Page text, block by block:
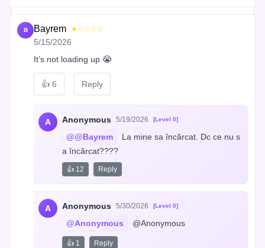
B Bayrem ★☆☆☆☆
5/15/2026
It’s not loading up 😭
👍 6 Reply
A Anonymous 5/19/2026 [Level 0]
@@Bayrem
La mine sa încărcat. Dc ce nu s
a încărcat????
👍 12 Reply
A Anonymous 5/30/2026 [Level 0]
@Anonymous @Anonymous
👍 1 Reply